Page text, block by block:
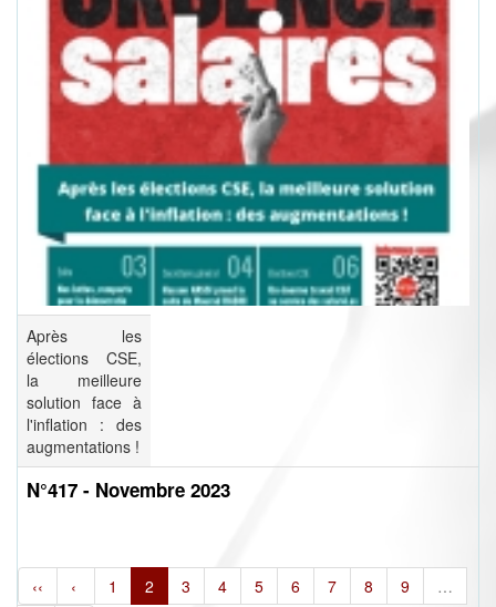
Après les
élections CSE,
la meilleure
solution face à
l'inflation : des
augmentations !
N°417 - Novembre 2023
‹‹ ‹ 1 2 3 4 5 6 7 8 9 …